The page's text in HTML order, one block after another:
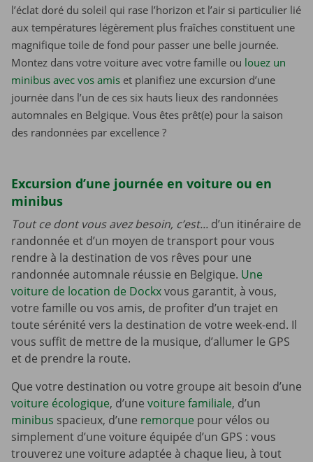
l’éclat doré du soleil qui rase l’horizon et l’air si particulier lié
aux températures légèrement plus fraîches constituent une
magnifique toile de fond pour passer une belle journée.
Montez dans votre voiture avec votre famille ou louez un
minibus avec vos amis et planifiez une excursion d’une
journée dans l’un de ces six hauts lieux des randonnées
automnales en Belgique. Vous êtes prêt(e) pour la saison
des randonnées par excellence ?
Excursion d’une journée en voiture ou en
minibus
Tout ce dont vous avez besoin, c’est... d’un itinéraire de
randonnée et d’un moyen de transport pour vous
rendre à la destination de vos rêves pour une
randonnée automnale réussie en Belgique. Une
voiture de location de Dockxvous garantit, à vous,
votre famille ou vos amis, de profiter d’un trajet en
toute sérénité vers la destination de votre week-end. Il
vous suffit de mettre de la musique, d’allumer le GPS
et de prendre la route.
Que votre destination ou votre groupe ait besoin d’une
voiture écologique, d’une voiture familiale, d’un
minibus spacieux, d’une remorque pour vélos ou
simplement d’une voiture équipée d’un GPS : vous
trouverez une voiture adaptée à chaque lieu, à tout